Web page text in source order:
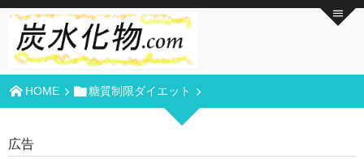
HOME 糖質制限ダイエット
広告